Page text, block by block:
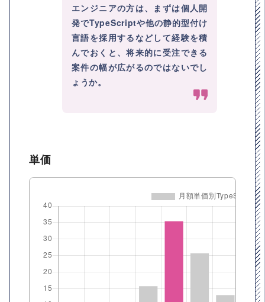
エンジニアの方は、まずは個人開
発でTypeScriptや他の静的型付け
言語を採用するなどして経験を積
んでおくと、将来的に受注できる
案件の幅が広がるのではないでし
ょうか。
単価